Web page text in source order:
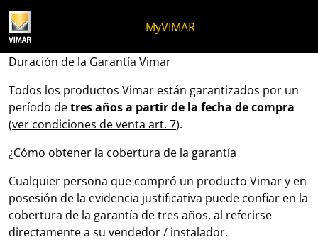
MyVIMAR
Garantía y servicio post-
Duración de la Garantía Vimar
Todos los productos Vimar están garantizados por un
período detres años a partir de la fecha de compra
(ver condiciones de venta art. 7).
¿Cómo obtener la cobertura de la garantía
Cualquier persona que compró un producto Vimar y en
posesión de la evidencia justificativa puede confiar en la
cobertura de la garantía de tres años, al referirse
directamente a su vendedor / instalador.